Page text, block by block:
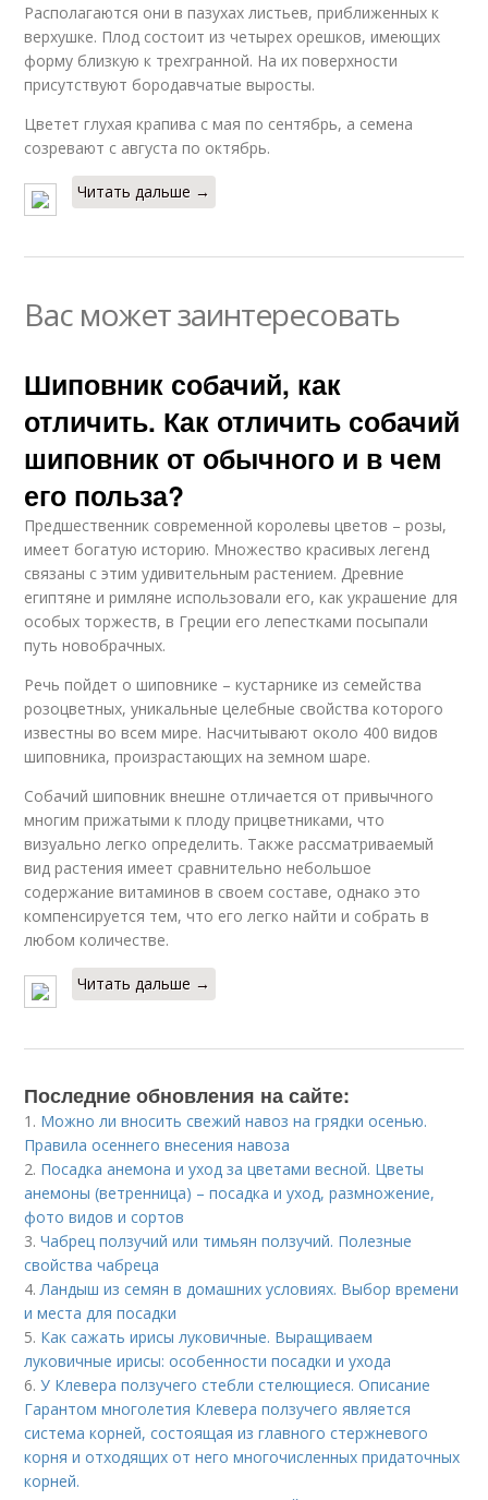
Располагаются они в пазухах листьев, приближенных к
верхушке. Плод состоит из четырех орешков, имеющих
форму близкую к трехгранной. На их поверхности
присутствуют бородавчатые выросты.
Цветет глухая крапива с мая по сентябрь, а семена
созревают с августа по октябрь.
Читать дальше →
Вас может заинтересовать
Шиповник собачий, как
отличить. Как отличить собачий
шиповник от обычного и в чем
его польза?
Предшественник современной королевы цветов – розы,
имеет богатую историю. Множество красивых легенд
связаны с этим удивительным растением. Древние
египтяне и римляне использовали его, как украшение для
особых торжеств, в Греции его лепестками посыпали
путь новобрачных.
Речь пойдет о шиповнике – кустарнике из семейства
розоцветных, уникальные целебные свойства которого
известны во всем мире. Насчитывают около 400 видов
шиповника, произрастающих на земном шаре.
Собачий шиповник внешне отличается от привычного
многим прижатыми к плоду прицветниками, что
визуально легко определить. Также рассматриваемый
вид растения имеет сравнительно небольшое
содержание витаминов в своем составе, однако это
компенсируется тем, что его легко найти и собрать в
любом количестве.
Читать дальше →
Последние обновления на сайте:
1. Можно ли вносить свежий навоз на грядки осенью.
Правила осеннего внесения навоза
2. Посадка анемона и уход за цветами весной. Цветы
анемоны (ветренница) – посадка и уход, размножение,
фото видов и сортов
3.Чабрец ползучий или тимьян ползучий. Полезные
свойства чабреца
4.Ландыш из семян в домашних условиях. Выбор времени
и места для посадки
5. Как сажать ирисы луковичные. Выращиваем
луковичные ирисы: особенности посадки и ухода
6.У Клевера ползучего стебли стелющиеся. Описание
Гарантом многолетия Клевера ползучего является
система корней, состоящая из главного стержневого
корня и отходящих от него многочисленных придаточных
корней.